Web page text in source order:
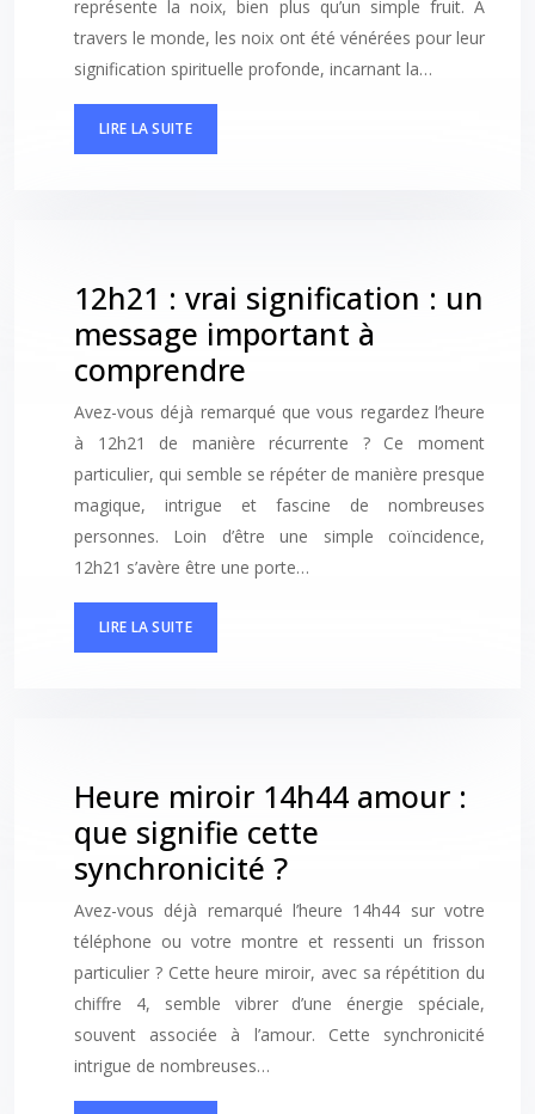
représente la noix, bien plus qu’un simple fruit. A
travers le monde, les noix ont été vénérées pour leur
signification spirituelle profonde, incarnant la…
LIRE LA SUITE
12h21 : vrai signification : un
message important à
comprendre
Avez-vous déjà remarqué que vous regardez l’heure
à 12h21 de manière récurrente ? Ce moment
particulier, qui semble se répéter de manière presque
magique, intrigue et fascine de nombreuses
personnes. Loin d’être une simple coïncidence,
12h21 s’avère être une porte…
LIRE LA SUITE
Heure miroir 14h44 amour :
que signifie cette
synchronicité ?
Avez-vous déjà remarqué l’heure 14h44 sur votre
téléphone ou votre montre et ressenti un frisson
particulier ? Cette heure miroir, avec sa répétition du
chiffre 4, semble vibrer d’une énergie spéciale,
souvent associée à l’amour. Cette synchronicité
intrigue de nombreuses…